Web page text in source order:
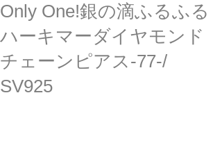
Only One!銀の滴ふるふる
ハーキマーダイヤモンド
チェーンピアス-77-/
SV925